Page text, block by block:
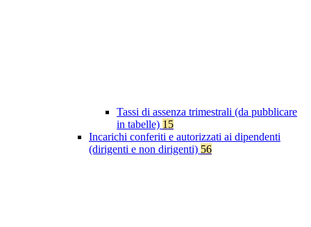
Tassi di assenza trimestrali (da pubblicare
in tabelle) 15
Incarichi conferiti e autorizzati ai dipendenti
(dirigenti e non dirigenti) 56